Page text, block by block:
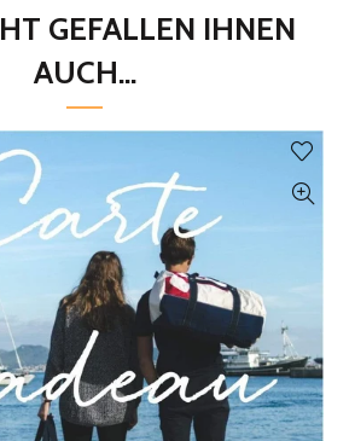
GEFALLEN IHNEN
AUCH...